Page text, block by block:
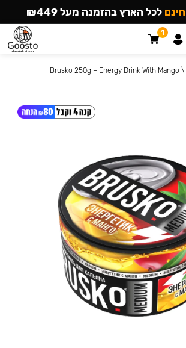
\
Brusko 250g – Energy Drink With Mango
חינם לכל הארץ בהזמנה מעל ₪449
1